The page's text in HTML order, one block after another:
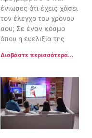
ένιωσες ότι έχεις χάσει
τον έλεγχο του χρόνου
σου; Σε έναν κόσμο
όπου η ευελιξία της
Διαβάστε περισσότερα...